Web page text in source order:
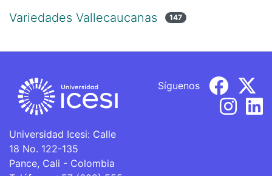
Variedades Vallecaucanas 147
Universidad Icesi: Calle
18 No. 122-135
Pance, Cali - Colombia
Síguenos